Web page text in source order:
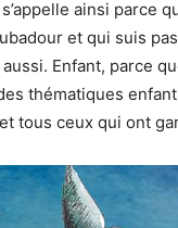
s’appelle ainsi parce
et qui suis
Enfant, parce
thématiques
tous ceux qui ont